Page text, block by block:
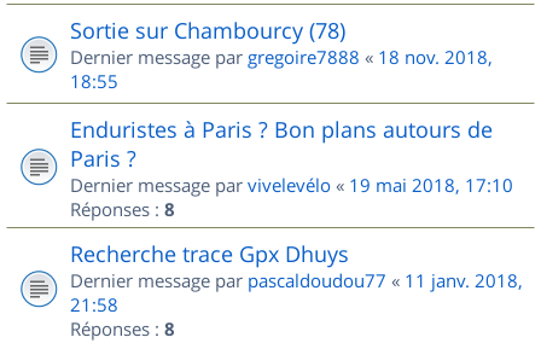
Sortie sur Chambourcy (78)
Dernier message par gregoire7888 « 18 nov. 2018,
18:55
Enduristes à Paris ? Bon plans autours de
Paris ?
Dernier message par vivelevélo « 19 mai 2018, 17:10
Réponses : 8
Recherche trace Gpx Dhuys
Dernier message par pascaldoudou77 « 11 janv. 2018,
21:58
Réponses : 8